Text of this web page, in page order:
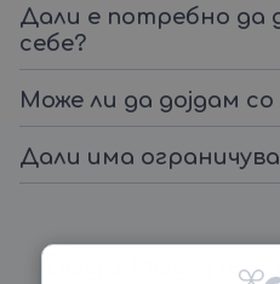
Дали е потребно да
себе?
Може ли да дојдам со
Дали има
Биди модерен,